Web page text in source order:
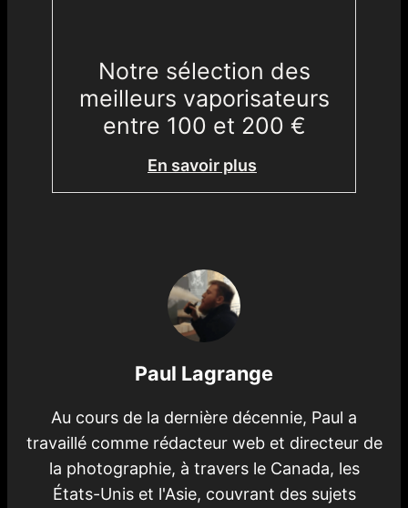
Notre sélection des
meilleurs vaporisateurs
entre 100 et 200 €
En savoir plus
Paul Lagrange
Au cours de la dernière décennie, Paul a
travaillé comme rédacteur web et directeur de
la photographie, à travers le Canada, les
États-Unis et l'Asie, couvrant des sujets